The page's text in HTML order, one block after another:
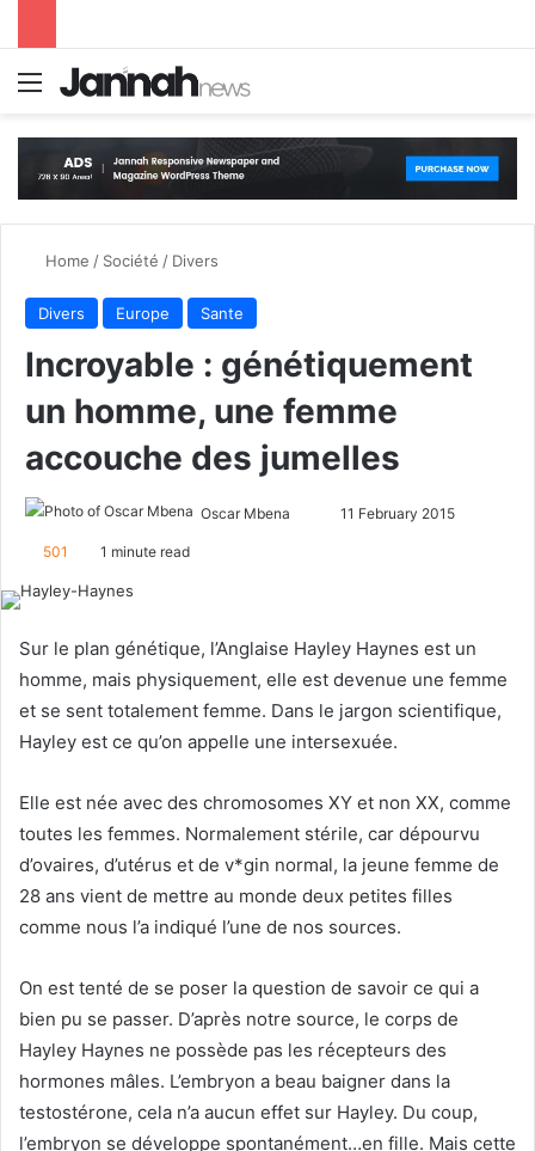
Menu
Home / Société / Divers
Divers Europe Sante
Incroyable : génétiquement
un homme, une femme
accouche des jumelles
Oscar Mbena
n
e
m
a
l
11 February 2015
501 1 minute read
Sur le plan génétique, l’Anglaise Hayley Haynes est un
homme, mais physiquement, elle est devenue une femme
et se sent totalement femme. Dans le jargon scientifique,
Hayley est ce qu’on appelle une intersexuée.
Elle est née avec des chromosomes XY et non XX, comme
toutes les femmes. Normalement stérile, car dépourvu
d’ovaires, d’utérus et de v*gin normal, la jeune femme de
28 ans vient de mettre au monde deux petites filles
comme nous l’a indiqué l’une de nos sources.
On est tenté de se poser la question de savoir ce qui a
bien pu se passer. D’après notre source, le corps de
Hayley Haynes ne possède pas les récepteurs des
hormones mâles. L’embryon a beau baigner dans la
testostérone, cela n’a aucun effet sur Hayley. Du coup,
l’embryon se développe spontanément…en fille. Mais cette